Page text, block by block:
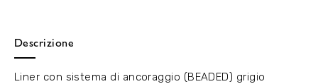
Descrizione
Liner con sistema di ancoraggio (BEADED) grigio